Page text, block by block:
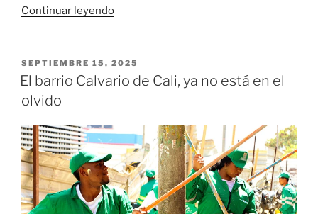
Continuar leyendo«Juventud
a
hacer
de
octubre»
PUBLICADO
EL
SEPTIEMBRE 15, 2025
El barrio Calvario de Cali, ya no está en el
olvido